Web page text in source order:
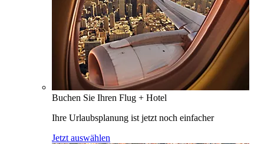
Buchen Sie Ihren Flug + Hotel
Ihre Urlaubsplanung ist jetzt noch einfacher
Jetzt auswählen